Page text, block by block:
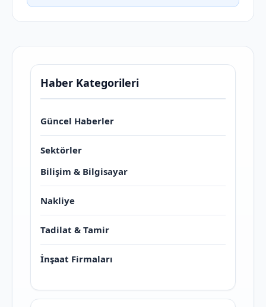
Haber Kategorileri
Güncel Haberler
Sektörler
Bilişim & Bilgisayar
Nakliye
Tadilat & Tamir
İnşaat Firmaları